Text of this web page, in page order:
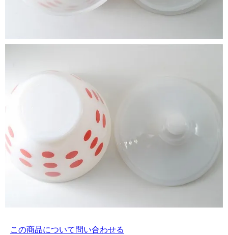
この商品について問い合わせる